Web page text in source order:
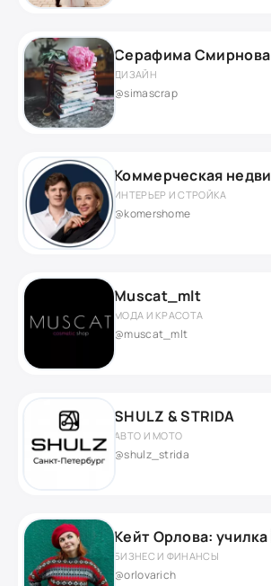
Серафима Смирнова
ДИЗАЙН
@simascrap
ИНТЕРЬЕР И СТРОЙКА
@komershome
Muscat_mlt
МОДА И КРАСОТА
@muscat_mlt
SHULZ & STRIDA
АВТО И МОТО
@shulz_strida
БИЗНЕС И ФИНАНСЫ
@orlovarich